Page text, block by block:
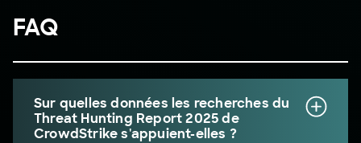
FAQ
Sur quelles données les recherches du
Threat Hunting Report 2025 de
CrowdStrike s'appuient-elles ?